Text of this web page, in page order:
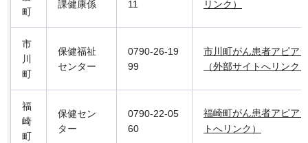
町
課健康係
11
リンク）
市
川
町
保健福祉
センター
0790-26-19
99
市川町がん患者アピア
（外部サイトへリンク
福
崎
町
保健セン
ター
0790-22-05
60
福崎町がん患者アピア
トへリンク）